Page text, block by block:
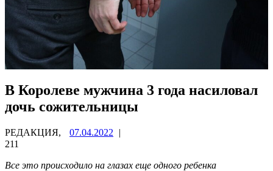
В Королеве мужчина 3 года насиловал
дочь сожительницы
РЕДАКЦИЯ, 07.04.2022
|
211
Все это происходило на глазах еще одного ребенка